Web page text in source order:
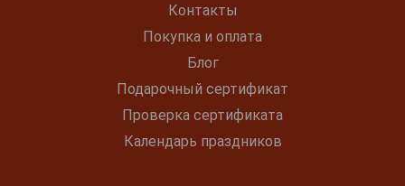
Контакты
Покупка и оплата
Блог
Подарочный сертификат
Проверка сертификата
Календарь праздников